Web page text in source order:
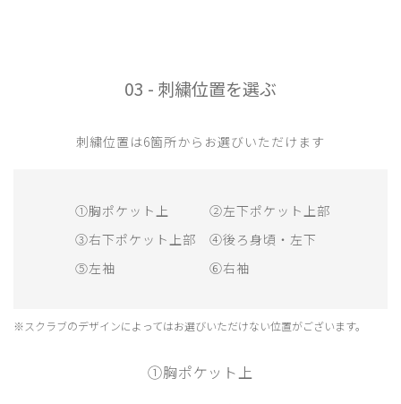
03 - 刺繍位置を選ぶ
刺繍位置は6箇所からお選びいただけます
①胸ポケット上
②左下ポケット上部
③右下ポケット上部
④後ろ身頃・左下
⑤左袖
⑥右袖
※スクラブのデザインによってはお選びいただけない位置がございます。
①胸ポケット上